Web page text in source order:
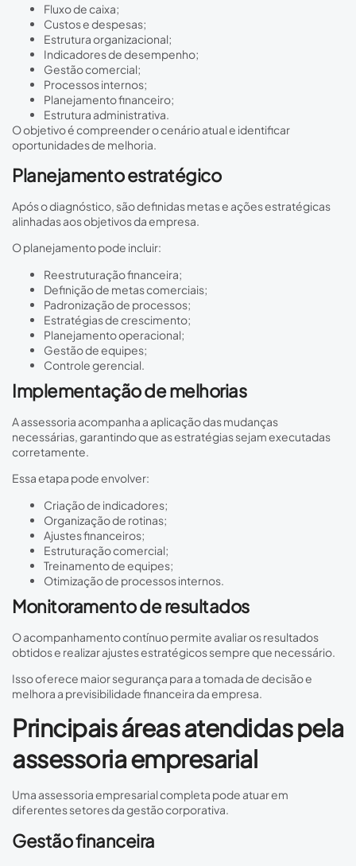
Fluxo de caixa;
Custos e despesas;
Estrutura organizacional;
Indicadores de desempenho;
Gestão comercial;
Processos internos;
Planejamento financeiro;
Estrutura administrativa.
O objetivo é compreender o cenário atual e identificar
oportunidades de melhoria.
Planejamento estratégico
Após o diagnóstico, são definidas metas e ações estratégicas
alinhadas aos objetivos da empresa.
O planejamento pode incluir:
Reestruturação financeira;
Definição de metas comerciais;
Padronização de processos;
Estratégias de crescimento;
Planejamento operacional;
Gestão de equipes;
Controle gerencial.
Implementação de melhorias
A assessoria acompanha a aplicação das mudanças
necessárias, garantindo que as estratégias sejam executadas
corretamente.
Essa etapa pode envolver:
Criação de indicadores;
Organização de rotinas;
Ajustes financeiros;
Estruturação comercial;
Treinamento de equipes;
Otimização de processos internos.
Monitoramento de resultados
O acompanhamento contínuo permite avaliar os resultados
obtidos e realizar ajustes estratégicos sempre que necessário.
Isso oferece maior segurança para a tomada de decisão e
melhora a previsibilidade financeira da empresa.
Principais áreas atendidas pela
assessoria empresarial
Uma assessoria empresarial completa pode atuar em
diferentes setores da gestão corporativa.
Gestão financeira